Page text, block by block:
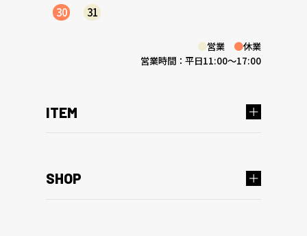
ITEM
SHOP
30
31
●営業 ●休業
営業時間：平日11:00～17:00